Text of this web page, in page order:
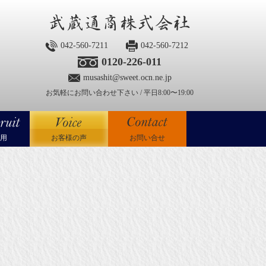
042-560-7211 042-560-7212
0120-226-011
musashit@sweet.ocn.ne.jp
お気軽にお問い合わせ下さい / 平日8:00〜19:00
お客様の声 お問い合せ